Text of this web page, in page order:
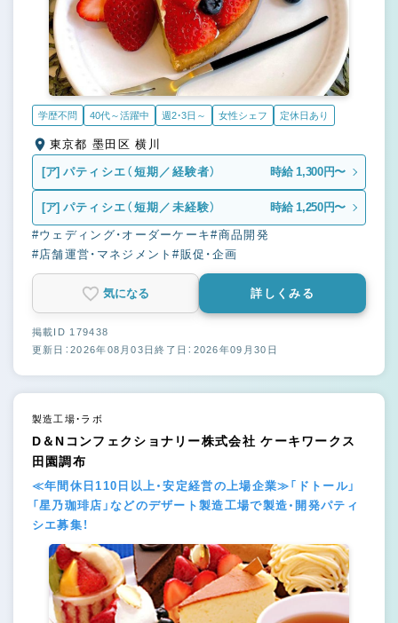
学歴不問 40代～活躍中 週2・3日～ 女性シェフ 定休日あり
東京都 墨田区 横川
[ア] パティシエ（短期／経験者） 時給 1,300円〜
[ア] パティシエ（短期／未経験） 時給 1,250円〜
#ウェディング・オーダーケーキ#商品開発
#店舗運営・マネジメント#販促・企画
気になる 詳しくみる
掲載ID 179438
更新日：2026年08月03日終了日：2026年09月30日
製造工場・ラボ
D＆Nコンフェクショナリー株式会社 ケーキワークス
田園調布
≪年間休日110日以上・安定経営の上場企業≫「ドトール」
「星乃珈琲店」などのデザート製造工場で製造・開発パティ
シエ募集！